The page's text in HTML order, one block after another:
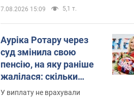
7.08.2026 15:09 5,1 т.
Ауріка Ротару через
суд змінила свою
пенсію, на яку раніше
жалілася: скільки
отримувала співачка
У виплату не врахували